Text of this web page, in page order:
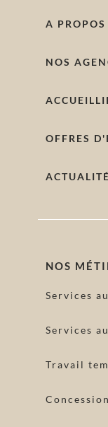
A PROPOS
NOS
OFFRES
NOS
Services
Services
Travail